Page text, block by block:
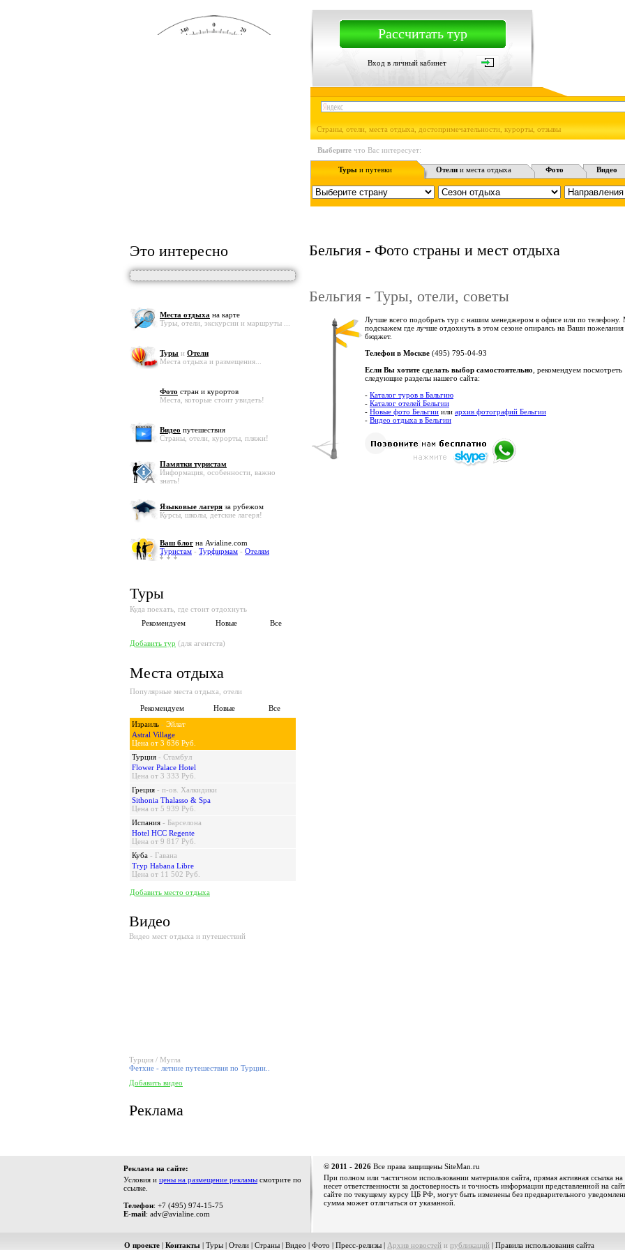
Рассчитать тур
Вход в личный кабинет
Страны, отели, места отдыха, достопримечательности, курорты, отзывы
Выберите что Вас интересует:
Турыи путевки Отели и места отдыха Фото Видео
Это интересно
Места отдыха на карте
Туры, отели, экскурсии и маршруты ...
Туры и Отели
Места отдыха и размещения...
Фото стран и курортов
Места, которые стоит увидеть!
Видео путешествия
Страны, отели, курорты, пляжи!
Памятки туристам
Информация, особенности, важно
знать!
Языковые лагеря за рубежом
Курсы, школы, детские лагеря!
Ваш блог на Avialine.com
Туристам - Турфирмам - Отелям
Туры
Куда поехать, где стоит отдохнуть
Рекомендуем
Новые Все
Добавить тур (для агентств)
Места отдыха
Популярные места отдыха, отели
Рекомендуем
Новые
Все
Израиль - Эйлат
Astral Village
Цена от 3 636 Руб.
Турция - Стамбул
Flower Palace Hotel
Цена от 3 333 Руб.
Греция - п-ов. Халкидики
Sithonia Thalasso & Spa
Цена от 5 939 Руб.
Испания - Барселона
Hotel HCC Regente
Цена от 9 817 Руб.
Куба - Гавана
Tryp Habana Libre
Цена от 11 502 Руб.
Добавить место отдыха
Видео
Видео мест отдыха и путешествий
Турция / Мугла
Фетхие - летние путешествия по Турции..
Добавить видео
Реклама
Бельгия - Фото страны и мест отдыха
Бельгия - Туры, отели, советы
Лучше всего подобрать тур с нашим менеджером в офисе или по
подскажем где лучше отдохнуть в этом сезоне опираясь на Ваши
бюджет.
Телефон в Москве (495) 795-04-93
Если Вы хотите сделать выбор самостоятельно , рекомендуем посмотреть
следующие разделы нашего сайта:
- Каталог туров в Бальгию
- Каталог отелей Бельгии
- Новые фото Бельгии или архив фотографий Бельгии
- Видео отдыха в Бельгии
Реклама на сайте:
Условия и цены на размещение рекламы смотрите по
ссылке.
Телефон: +7 (495) 974-15-75
E-mail: adv@avialine.com
© 2011 - 2026 Все права защищены SiteMan.ru
При полном или частичном использовании материалов сайта, прямая активная ссылка
несет ответственности за достоверность и точность информации представленной на
сайте по текущему курсу ЦБ РФ, могут быть изменены без предварительного
сумма может отличаться от указанной.
О проекте | Контакты | Туры | Отели | Страны | Видео | Фото | Пресс-релизы | Архив новостей и публикаций | Правила использования сайта